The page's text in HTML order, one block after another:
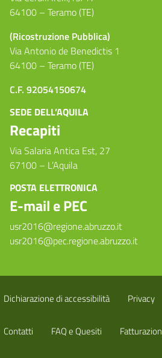
64100 – Teramo (TE)
(Ricostruzione Pubblica)
Via Antonio de Benedictis 1
64100 – Teramo (TE)
C.F. 92054150674
SEDE DELL’AQUILA
Recapiti
Via Salaria Antica Est, 27
67100 – L’Aquila
POSTA ELETTRONICA
E-mail e PEC
usr2016@regione.abruzzo.it
usr2016@pec.regione.abruzzo.it
Dichiarazione di accessibilità Privacy
Contatti FAQ e Quesiti